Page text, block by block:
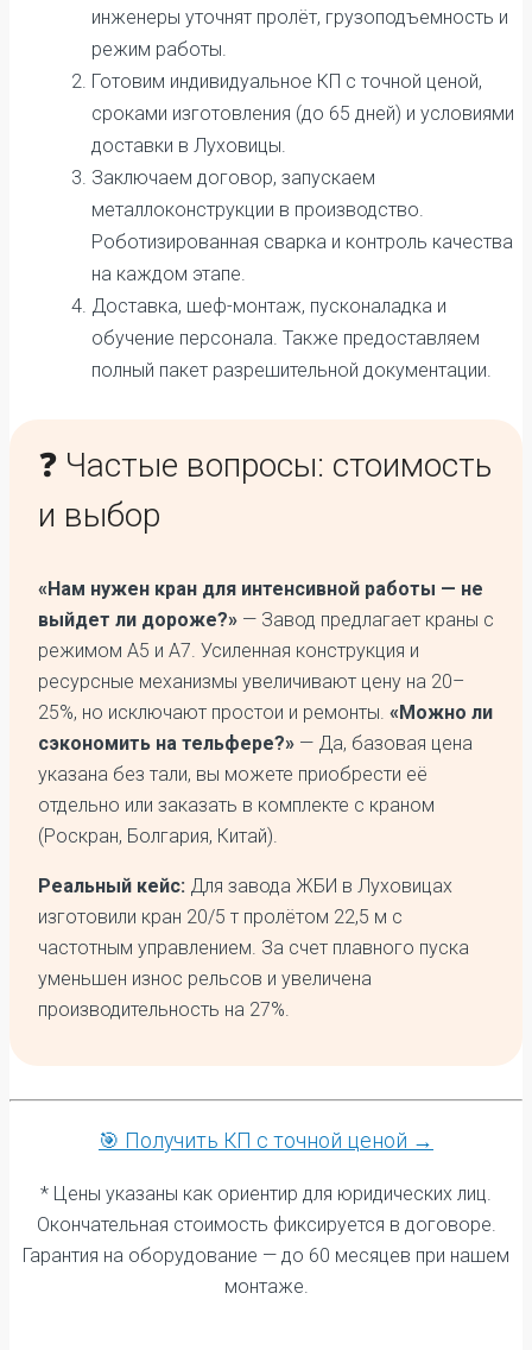
инженеры уточнят пролёт, грузоподъемность и
режим работы.
Готовим индивидуальное КП с точной ценой,
сроками изготовления (до 65 дней) и условиями
доставки в Луховицы.
Заключаем договор, запускаем
металлоконструкции в производство.
Роботизированная сварка и контроль качества
на каждом этапе.
Доставка, шеф-монтаж, пусконаладка и
обучение персонала. Также предоставляем
полный пакет разрешительной документации.
❓ Частые вопросы: стоимость
и выбор
«Нам нужен кран для интенсивной работы — не
выйдет ли дороже?» — Завод предлагает краны с
режимом А5 и А7. Усиленная конструкция и
ресурсные механизмы увеличивают цену на 20–
25%, но исключают простои и ремонты. «Можно ли
сэкономить на тельфере?» — Да, базовая цена
указана без тали, вы можете приобрести её
отдельно или заказать в комплекте с краном
(Роскран, Болгария, Китай).
Реальный кейс: Для завода ЖБИ в Луховицах
изготовили кран 20/5 т пролётом 22,5 м с
частотным управлением. За счет плавного пуска
уменьшен износ рельсов и увеличена
производительность на 27%.
🎯 Получить КП с точной ценой →
* Цены указаны как ориентир для юридических лиц.
Окончательная стоимость фиксируется в договоре.
Гарантия на оборудование — до 60 месяцев при нашем
монтаже.